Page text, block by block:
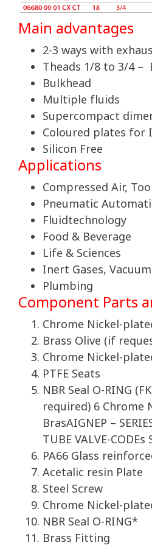
Main advantages
2-3 ways with
Theads 1/8 to 3/4 –
Bulkhead
Multiple fluids
Supercompact
Coloured plates for
Silicon Free
Applications
Compressed Air,
Pneumatic
Fluidtechnology
Food & Beverage
Life & Sciences
Inert Gases, Vacuum
Plumbing
Component Parts
Chrome Nickel-
Brass Olive (if
Chrome Nickel-
PTFE Seats
NBR Seal O-RING
required) 6 Chrome
BrasAIGNEP –
TUBE VALVE-CODEs
PA66 Glass
Acetalic resin Plate
Steel Screw
Chrome Nickel-
NBR Seal O-RING*
Brass Fitting